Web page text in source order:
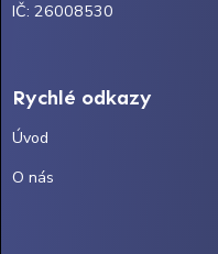
IČ: 26008530
Rychlé odkazy
Úvod
O nás